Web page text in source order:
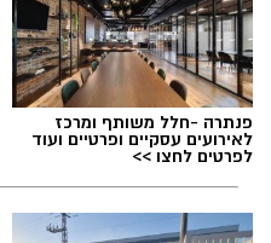
תגים:חביתת ירק
פנתרה -חלל משותף ומרכז
לאירועים עסקיים ופרטיים ועוד
לפרטים לחצו >>